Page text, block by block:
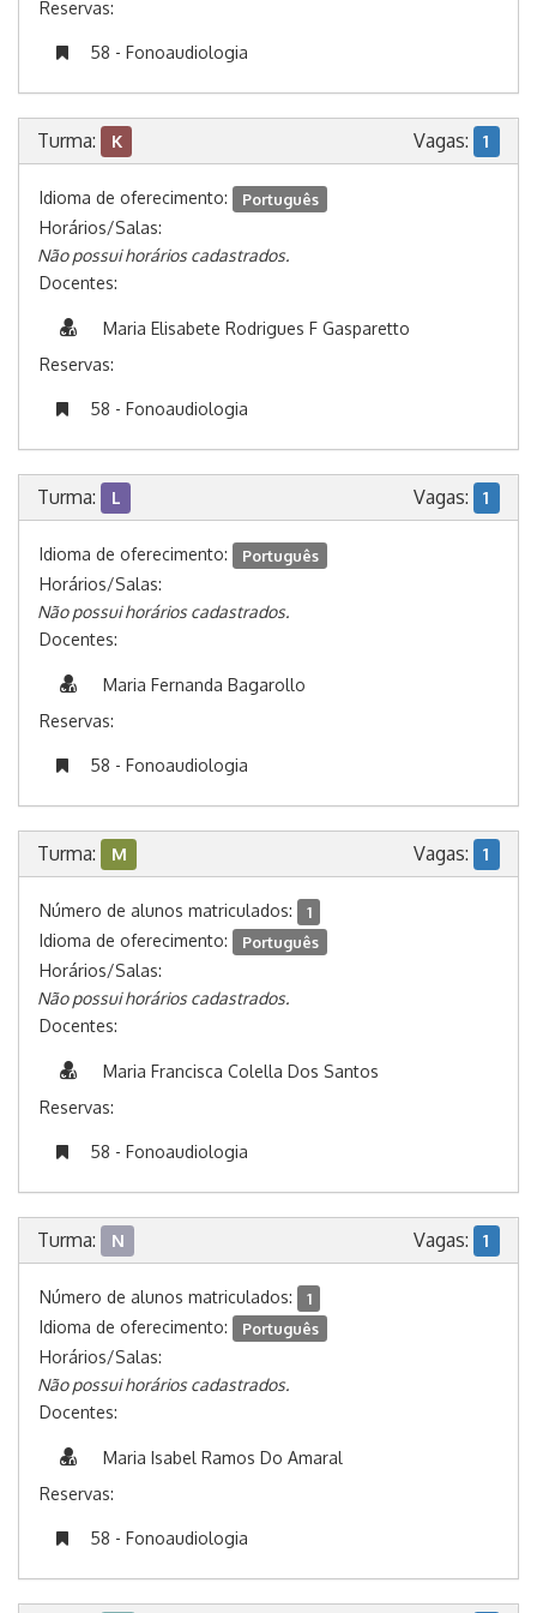
Reservas:
58 - Fonoaudiologia
Turma: K Vagas: 1
Idioma de oferecimento: Português
Horários/Salas:
Não possui horários cadastrados.
Docentes:
Maria Elisabete Rodrigues F Gasparetto
Reservas:
58 - Fonoaudiologia
Turma: L Vagas: 1
Idioma de oferecimento: Português
Horários/Salas:
Não possui horários cadastrados.
Docentes:
Maria Fernanda Bagarollo
Reservas:
58 - Fonoaudiologia
Turma: M Vagas: 1
Número de alunos matriculados: 1
Idioma de oferecimento: Português
Horários/Salas:
Não possui horários cadastrados.
Docentes:
Maria Francisca Colella Dos Santos
Reservas:
58 - Fonoaudiologia
Turma: N Vagas: 1
Número de alunos matriculados: 1
Idioma de oferecimento: Português
Horários/Salas:
Não possui horários cadastrados.
Docentes:
Maria Isabel Ramos Do Amaral
Reservas:
58 - Fonoaudiologia